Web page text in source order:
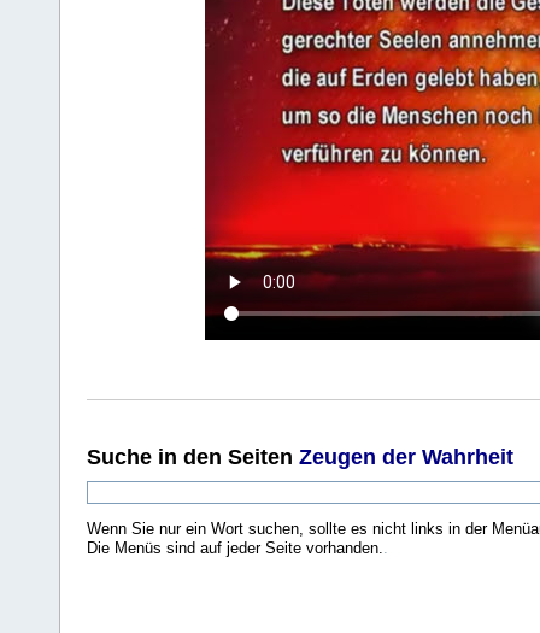
Suche in den Seiten Zeugen der Wahrheit
Wenn Sie nur ein Wort suchen, sollte es nicht links in der
Die Menüs sind auf jeder Seite vorhanden..